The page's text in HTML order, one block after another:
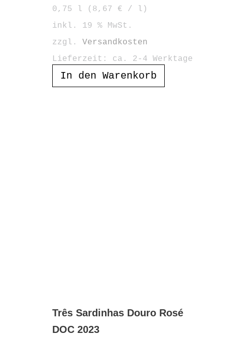
0,75 l ( 8,67 € / l )
inkl. 19 % MwSt.
zzgl. Versandkosten
Lieferzeit: ca. 2-4 Werktage
In den Warenkorb
Três Sardinhas Douro Rosé
DOC 2023